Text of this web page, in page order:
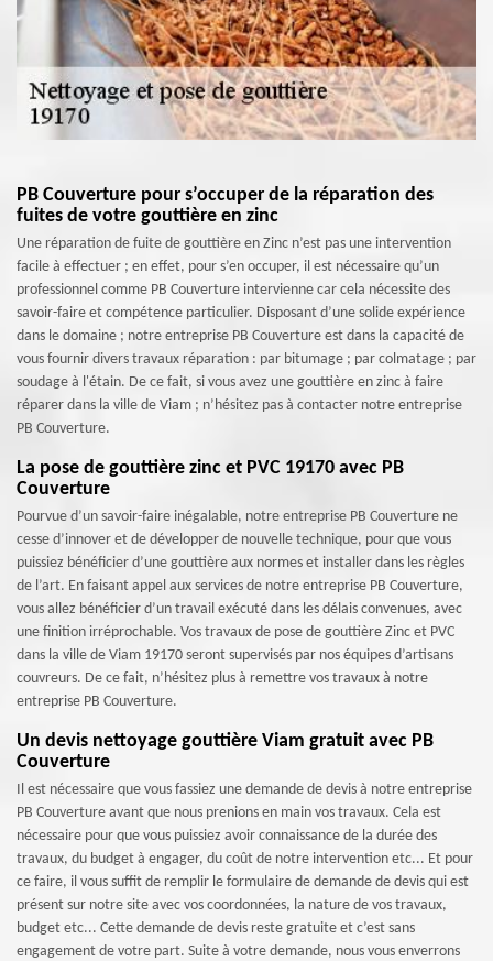
PB Couverture pour s’occuper de la réparation des
fuites de votre gouttière en zinc
Une réparation de fuite de gouttière en Zinc n’est pas une intervention
facile à effectuer ; en effet, pour s’en occuper, il est nécessaire qu’un
professionnel comme PB Couverture intervienne car cela nécessite des
savoir-faire et compétence particulier. Disposant d’une solide expérience
dans le domaine ; notre entreprise PB Couverture est dans la capacité de
vous fournir divers travaux réparation : par bitumage ; par colmatage ; par
soudage à l'étain. De ce fait, si vous avez une gouttière en zinc à faire
réparer dans la ville de Viam ; n’hésitez pas à contacter notre entreprise
PB Couverture.
La pose de gouttière zinc et PVC 19170 avec PB
Couverture
Pourvue d’un savoir-faire inégalable, notre entreprise PB Couverture ne
cesse d’innover et de développer de nouvelle technique, pour que vous
puissiez bénéficier d’une gouttière aux normes et installer dans les règles
de l’art. En faisant appel aux services de notre entreprise PB Couverture,
vous allez bénéficier d’un travail exécuté dans les délais convenues, avec
une finition irréprochable. Vos travaux de pose de gouttière Zinc et PVC
dans la ville de Viam 19170 seront supervisés par nos équipes d’artisans
couvreurs. De ce fait, n’hésitez plus à remettre vos travaux à notre
entreprise PB Couverture.
Un devis nettoyage gouttière Viam gratuit avec PB
Couverture
Il est nécessaire que vous fassiez une demande de devis à notre entreprise
PB Couverture avant que nous prenions en main vos travaux. Cela est
nécessaire pour que vous puissiez avoir connaissance de la durée des
travaux, du budget à engager, du coût de notre intervention etc... Et pour
ce faire, il vous suffit de remplir le formulaire de demande de devis qui est
présent sur notre site avec vos coordonnées, la nature de vos travaux,
budget etc... Cette demande de devis reste gratuite et c’est sans
engagement de votre part. Suite à votre demande, nous vous enverrons